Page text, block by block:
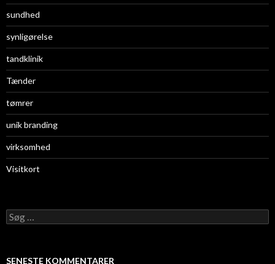
sundhed
synligørelse
tandklinik
Tænder
tømrer
unik branding
virksomhed
Visitkort
S
ø
f
SENESTE KOMMENTARER